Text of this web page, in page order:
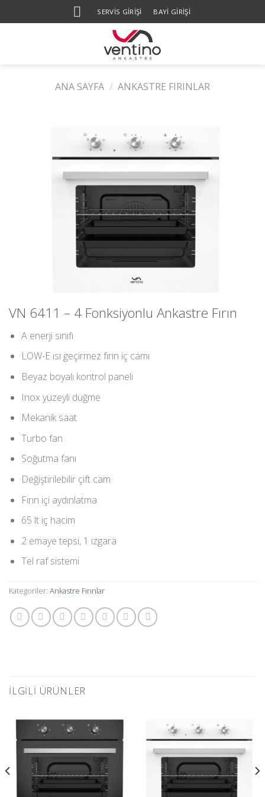
to
SERVIS GIRIŞI BAYİ GİRİŞİ
ANA SAYFA / ANKASTRE FIRINLAR
VN 6411 – 4 Fonksiyonlu Ankastre Fırın
A enerji sınıfı
LOW-E ısı geçirmez fırın iç camı
Beyaz boyalı kontrol paneli
Inox yüzeyli düğme
Mekanik saat
Turbo fan
Soğutma fanı
Değiştirilebilir çift cam
Fırın içi aydınlatma
65 lt iç hacim
2 emaye tepsi, 1 ızgara
Tel raf sistemi
Kategoriler: Ankastre Fırınlar
İLGILI ÜRÜNLER